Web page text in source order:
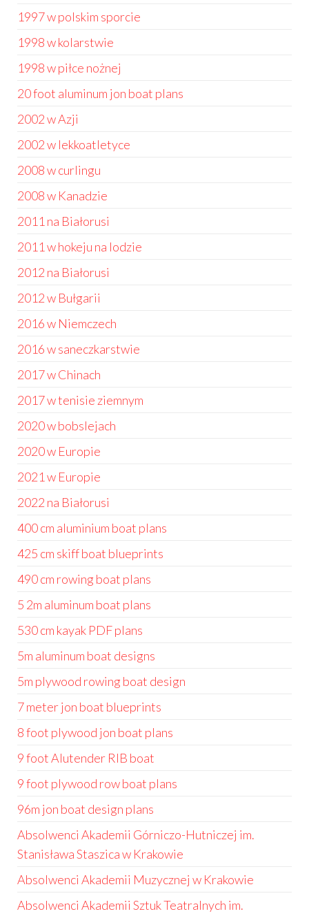
1997 w polskim sporcie
1998 w kolarstwie
1998 w piłce nożnej
20 foot aluminum jon boat plans
2002 w Azji
2002 w lekkoatletyce
2008 w curlingu
2008 w Kanadzie
2011 na Białorusi
2011 w hokeju na lodzie
2012 na Białorusi
2012 w Bułgarii
2016 w Niemczech
2016 w saneczkarstwie
2017 w Chinach
2017 w tenisie ziemnym
2020 w bobslejach
2020 w Europie
2021 w Europie
2022 na Białorusi
400 cm aluminium boat plans
425 cm skiff boat blueprints
490 cm rowing boat plans
5 2m aluminum boat plans
530 cm kayak PDF plans
5m aluminum boat designs
5m plywood rowing boat design
7 meter jon boat blueprints
8 foot plywood jon boat plans
9 foot Alutender RIB boat
9 foot plywood row boat plans
96m jon boat design plans
Absolwenci Akademii Górniczo-Hutniczej im.
Stanisława Staszica w Krakowie
Absolwenci Akademii Muzycznej w Krakowie
Absolwenci Akademii Sztuk Teatralnych im.